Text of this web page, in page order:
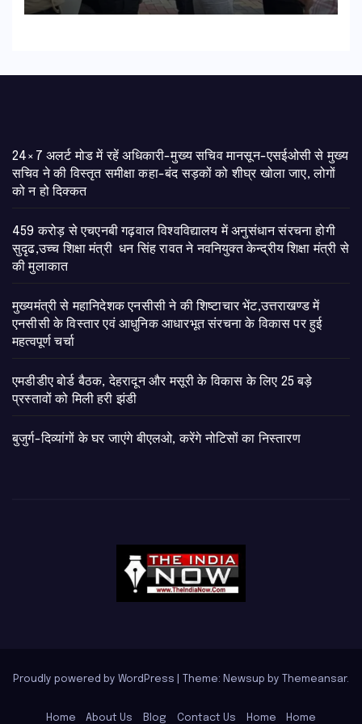
24×7 अलर्ट मोड में रहें अधिकारी-मुख्य सचिव मानसून-एसईओसी से मुख्य
सचिव ने की विस्तृत समीक्षा कहा-बंद सड़कों को शीघ्र खोला जाए, लोगों
को न हो दिक्कत
459 करोड़ से एचएनबी गढ़वाल विश्वविद्यालय में अनुसंधान संरचना होगी
सुदृढ,उच्च शिक्षा मंत्री धन सिंह रावत ने नवनियुक्त केन्द्रीय शिक्षा मंत्री से
की मुलाकात
मुख्यमंत्री से महानिदेशक एनसीसी ने की शिष्टाचार भेंट,उत्तराखण्ड में
एनसीसी के विस्तार एवं आधुनिक आधारभूत संरचना के विकास पर हुई
महत्वपूर्ण चर्चा
एमडीडीए बोर्ड बैठक, देहरादून और मसूरी के विकास के लिए 25 बड़े
प्रस्तावों को मिली हरी झंडी
बुजुर्ग-दिव्यांगों के घर जाएंगे बीएलओ, करेंगे नोटिसों का निस्तारण
Proudly powered by WordPress Theme: Newsup by Themeansar.
Home About Us Blog Contact Us Home Home